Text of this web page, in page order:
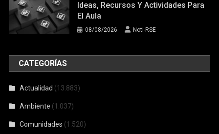
Ideas, Recursos Y Actividades Para
El Aula
08/08/2026 Noti-RSE
CATEGORÍAS
Actualidad (13.883)
Ambiente (1.037)
Comunidades (1.520)